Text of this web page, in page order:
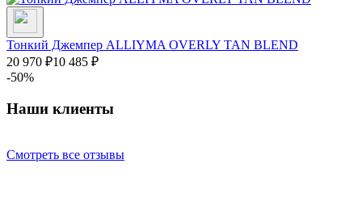
Тонкий Джемпер ALLIYMA OVERLY TAN BLEND
20 970 ₽10 485 ₽
-50%
Наши клиенты
Смотреть все отзывы